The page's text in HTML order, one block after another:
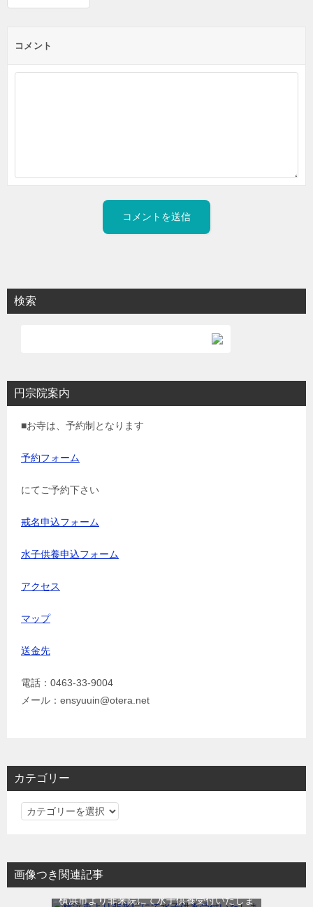
コメント
検索
円宗院案内
■お寺は、予約制となります
予約フォーム
にてご予約下さい
戒名申込フォーム
水子供養申込フォーム
アクセス
マップ
送金先
電話：0463-33-9004
メール：ensyuuin@otera.net
カテゴリー
カ
リ
ー
画像つき関連記事
横浜市より非来院にて水子供養受付いたしま